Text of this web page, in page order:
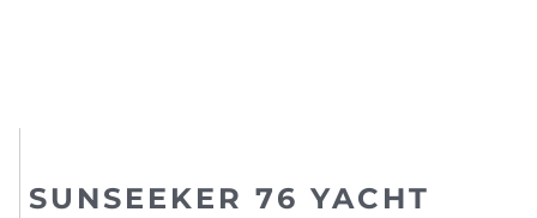
SUNSEEKER 76 YACHT